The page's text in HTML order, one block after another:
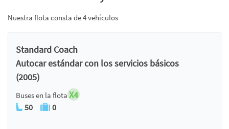
Nuestra flota consta de 4 vehículos
Standard Coach
Autocar estándar con los servicios básicos
(2005)
Buses en la flota X4
50 0